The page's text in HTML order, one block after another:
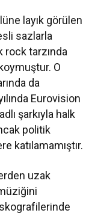
layık görülen
sazlarla
rock tarzında
O
da
Eurovision
şarkıyla halk
politik
katılamamıştır.
uzak